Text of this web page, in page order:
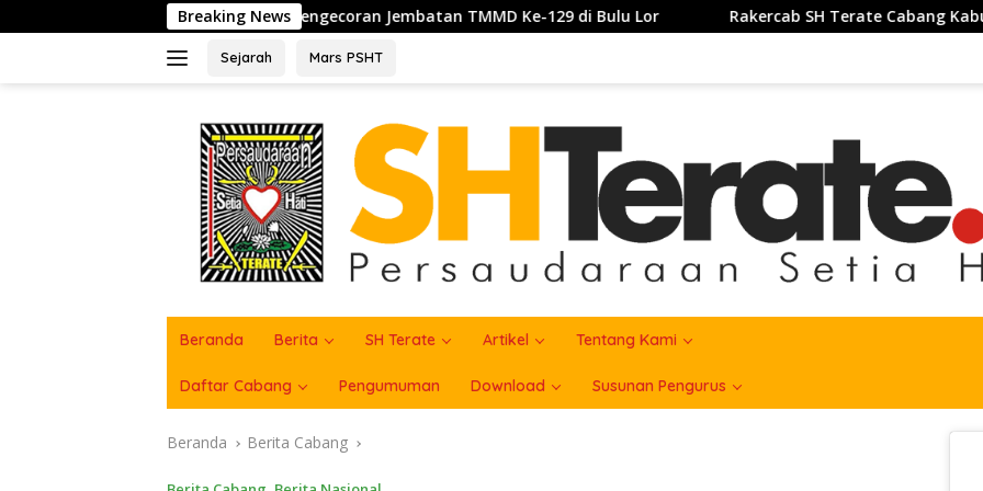
ke
Breaking News
Pengecoran Jembatan TMMD Ke-129 di Bulu Lor Rakercab SH Terate Cabang Kabupatrn Karawang Tahun
Sejarah Mars PSHT
Beranda Berita SH Terate Artikel Tentang Kami
Daftar Cabang Pengumuman Download Susunan Pengurus
Beranda Berita Cabang